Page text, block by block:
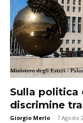
Sulla politica
discrimine
Giorgio Merlo - 7 Agosto